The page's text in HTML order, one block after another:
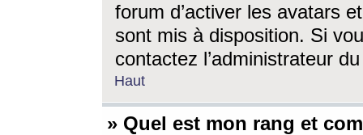
forum d’activer les avatars
sont mis à disposition. Si
contactez l’administrateur
Haut
» Quel est mon rang et